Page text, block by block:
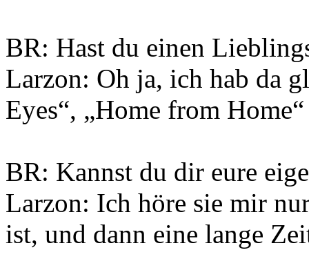
BR: Hast du einen
Larzon: Oh ja, ich hab da
Eyes“, „Home from
BR: Kannst du dir eure
Larzon: Ich höre sie mir
ist, und dann eine lange